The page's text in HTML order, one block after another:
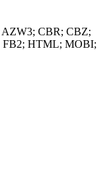
CBR; CBZ;
HTML; MOBI;